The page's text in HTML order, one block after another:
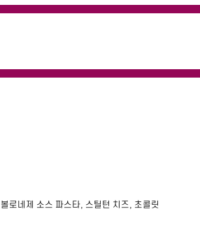
로네제 소스 파스타, 스틸턴 치즈, 초콜릿